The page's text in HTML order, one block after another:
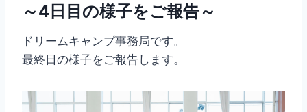
～4日目の様子をご報告～
ドリームキャンプ事務局です。
最終日の様子をご報告します。